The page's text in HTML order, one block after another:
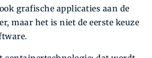
grafische applicaties aan de
maar het is niet de eerste keuze